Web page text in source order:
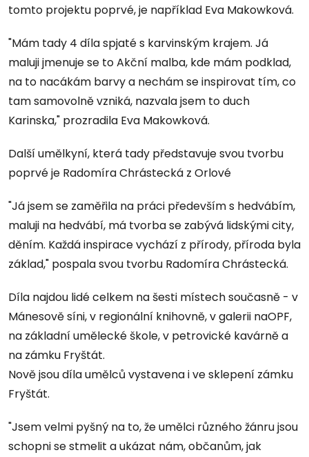
tomto projektu poprvé, je například Eva Makowková.
"Mám tady 4 díla spjaté s karvinským krajem. Já
maluji jmenuje se to Akční malba, kde mám podklad,
na to nacákám barvy a nechám se inspirovat tím, co
tam samovolně vzniká, nazvala jsem to duch
Karinska," prozradila Eva Makowková.
Další umělkyní, která tady představuje svou tvorbu
poprvé je Radomíra Chrástecká z Orlové
"Já jsem se zaměřila na práci především s hedvábím,
maluji na hedvábí, má tvorba se zabývá lidskými city,
děním. Každá inspirace vychází z přírody, příroda byla
základ," pospala svou tvorbu Radomíra Chrástecká.
Díla najdou lidé celkem na šesti místech současně - v
Mánesově síni, v regionální knihovně, v galerii naOPF,
na základní umělecké škole, v petrovické kavárně a
na zámku Fryštát.
Nově jsou díla umělců vystavena i ve sklepení zámku
Fryštát.
"Jsem velmi pyšný na to, že umělci různého žánru jsou
schopni se stmelit a ukázat nám, občanům, jak